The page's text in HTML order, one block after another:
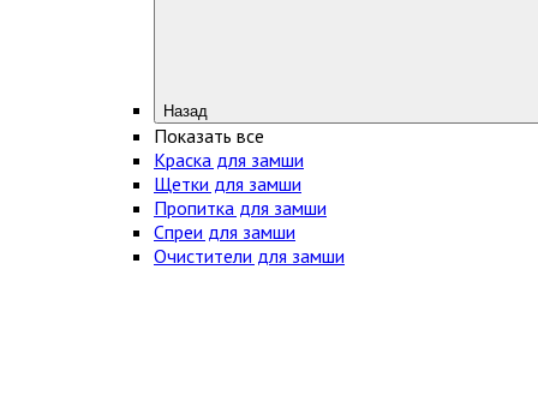
Назад
Показать все
Краска для замши
Щетки для замши
Пропитка для замши
Спреи для замши
Очистители для замши